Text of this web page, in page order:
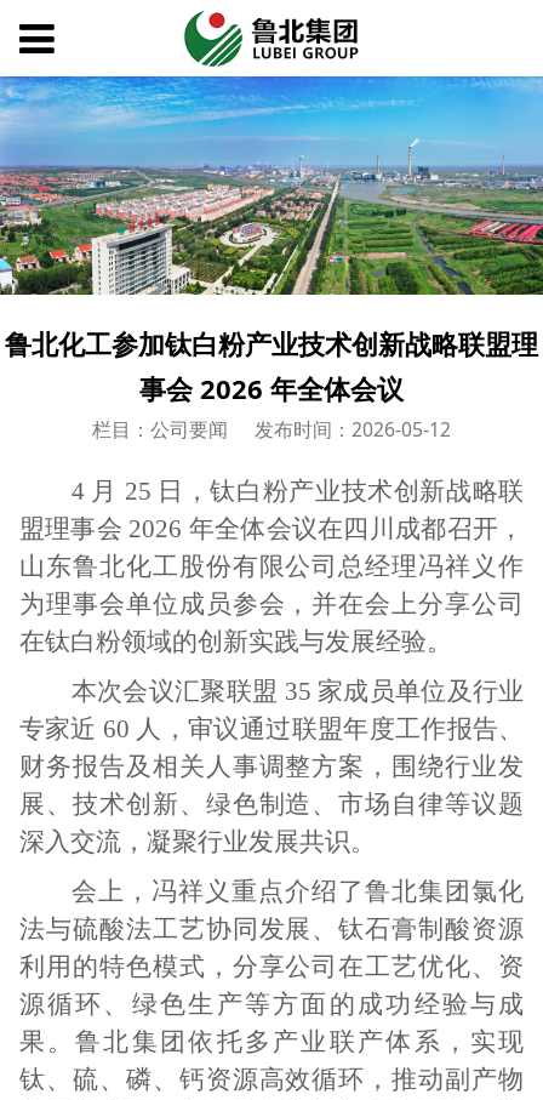
鲁北化工参加钛白粉产业技术创新战略联盟理
事会 2026 年全体会议
栏目：公司要闻 发布时间：2026-05-12
4 月 25 日，钛白粉产业技术创新战略联
盟理事会 2026 年全体会议在四川成都召开，
山东鲁北化工股份有限公司总经理冯祥义作
为理事会单位成员参会，并在会上分享公司
在钛白粉领域的创新实践与发展经验。
本次会议汇聚联盟 35 家成员单位及行业
专家近 60 人，审议通过联盟年度工作报告、
财务报告及相关人事调整方案，围绕行业发
展、技术创新、绿色制造、市场自律等议题
深入交流，凝聚行业发展共识。
会上，冯祥义重点介绍了鲁北集团氯化
法与硫酸法工艺协同发展、钛石膏制酸资源
利用 的特色模式，分享公司在工艺优化、资
源循环、绿色生产等方面的成功经验与成
果。鲁北集团依托多产业联产体系，实现
钛、硫、磷、钙资源高效循环，推动副产物